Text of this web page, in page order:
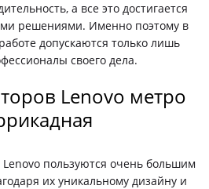
а все это достигается
решениями. Именно поэтому в
допускаются только лишь
своего дела.
Lenovo метро
пользуются очень большим
их уникальному дизайну и